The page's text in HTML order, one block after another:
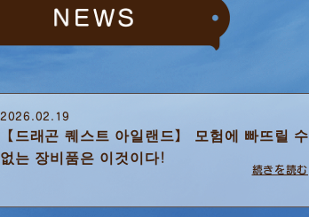
2026.02.19
【드래곤 퀘스트 아일랜드】 모험에 빠뜨릴 수
없는 장비품은 이것이다!
続きを読む